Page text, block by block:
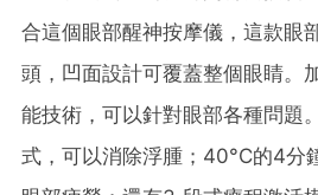
合這個眼部醒神按摩儀，這款眼
頭，凹面設計可覆蓋整個眼睛。
能技術，可以針對眼部各種問題
式，可以消除浮腫；40°C的4分